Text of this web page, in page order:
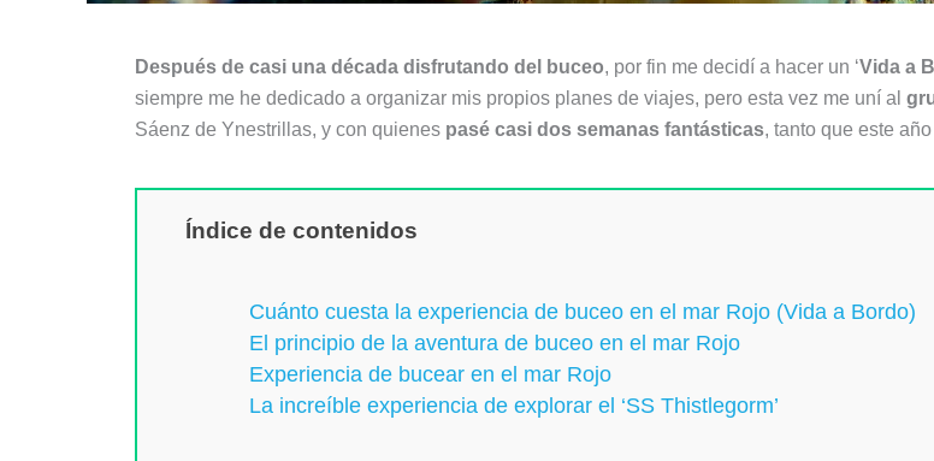
Después de casi una década disfrutando del buceo, por fin me decidí a hacer un ‘Vida a
siempre me he dedicado a organizar mis propios planes de viajes, pero esta vez me uní al
Sáenz de Ynestrillas, y con quienes pasé casi dos semanas fantásticas, tanto que este
Índice de contenidos
Cuánto cuesta la experiencia de buceo en el mar Rojo (Vida a Bordo)
El principio de la aventura de buceo en el mar Rojo
Experiencia de bucear en el mar Rojo
La increíble experiencia de explorar el ‘SS Thistlegorm’